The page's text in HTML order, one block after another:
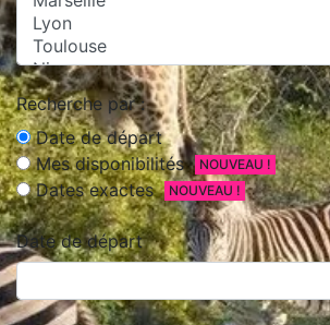
Recherche par :
Date de départ
Mes disponibilités
NOUVEAU !
Dates exactes NOUVEAU !
Date de départ